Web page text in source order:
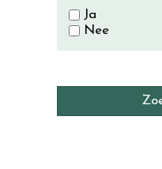
Zwart
Ja
Nee